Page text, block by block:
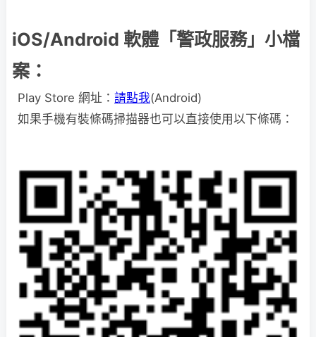
iOS/Android 軟體「警政服務」小檔
案：
Play Store 網址： 請點我(Android)
如果手機有裝條碼掃描器也可以直接使用以下條碼：